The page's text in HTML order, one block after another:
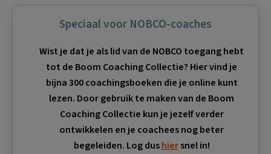
Speciaal voor NOBCO-coaches
Wist je dat je als lid van de NOBCO toegang hebt
tot de Boom Coaching Collectie? Hier vind je
bijna 300 coachingsboeken die je online kunt
lezen. Door gebruik te maken van de Boom
Coaching Collectie kun je jezelf verder
ontwikkelen en je coachees nog beter
begeleiden. Log dushiersnel in!